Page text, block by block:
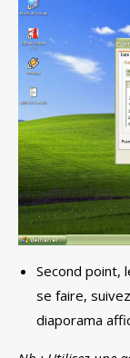
Second point,
se faire,
diaporama